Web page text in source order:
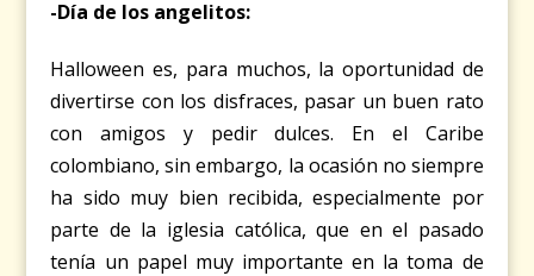
-Día de los angelitos:
Halloween es, para muchos, la oportunidad de
divertirse con los disfraces, pasar un buen rato
con amigos y pedir dulces. En el Caribe
colombiano, sin embargo, la ocasión no siempre
ha sido muy bien recibida, especialmente por
parte de la iglesia católica, que en el pasado
tenía un papel muy importante en la toma de